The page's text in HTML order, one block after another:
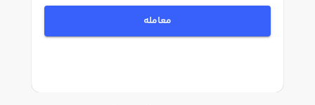
معامله